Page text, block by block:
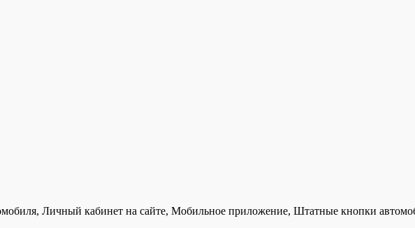
Личный кабинет на сайте, Мобильное приложение, Штатные кнопки